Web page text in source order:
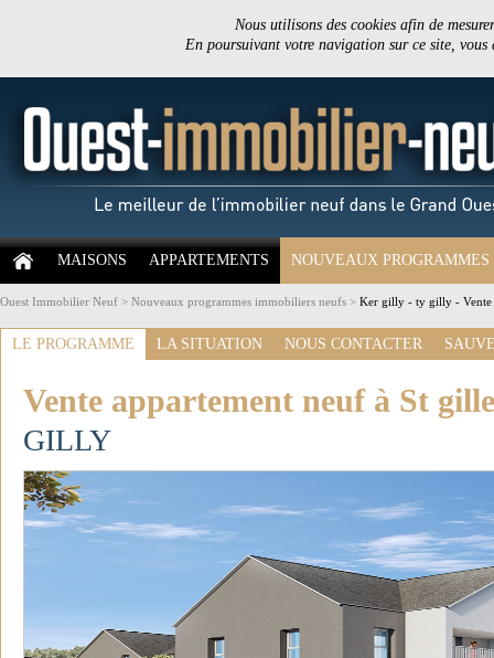
Nous utilisons des cookies afin de
En poursuivant votre navigation sur ce site,
MAISONS APPARTEMENTS NOUVEAUX PROGRAMMES
Ouest Immobilier Neuf > Nouveaux programmes immobiliers neufs > Ker gilly - ty gilly - Vente
LE PROGRAMME LA SITUATION NOUS CONTACTER
Vente appartement neuf à St
GILLY